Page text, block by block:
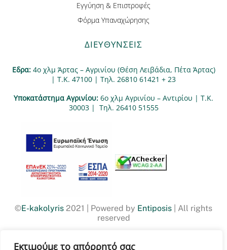
Εκτιμούμε το απόρρητό σας
Εγγύηση & Επιστροφές
Φόρμα Υπαναχώρησης
ΔΙΕΥΘΥΝΣΕΙΣ
Εδρα: 4ο χλμ Άρτας – Αγρινίου (Θέση Λειβάδια, Πέτα Άρτας)
| Τ.Κ. 47100 | Τηλ. 26810 61421 + 23
Υποκατάστημα Αγρινίου: 6ο χλμ Αγρινίου – Αντιρίου | Τ.Κ.
30003 | Tηλ. 26410 51555
©E-kakolyris 2021 | Powered by Entiposis | All rights
reserved